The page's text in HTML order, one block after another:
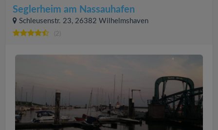
Seglerheim am Nassauhafen
Schleusenstr. 23, 26382 Wilhelmshaven
(2)